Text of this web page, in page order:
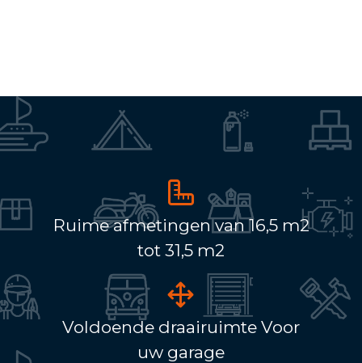
Ruime afmetingen van 16,5 m2
tot 31,5 m2
Voldoende draairuimte Voor
uw garage